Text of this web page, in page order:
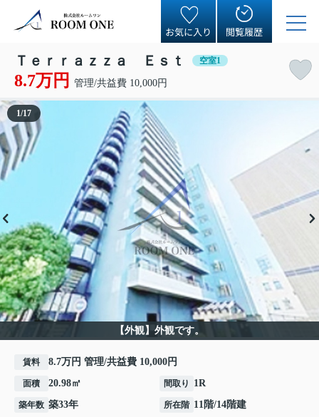
お気に入り 閲覧履歴
Ｔｅｒｒａｚｚａ Ｅｓｔ 空室1
8.7万円 管理/共益費 10,000円
【外観】外観です。
1/17
賃料 8.7万円 管理/共益費 10,000円
面積 20.98㎡ 間取り 1R
築年数 築33年 所在階 11階/14階建